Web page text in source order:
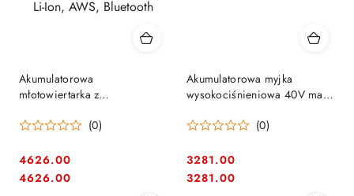
Akumulatorowa
młotowiertarka z
max XGT, Makita
Ion, AWS, Bluetooth
(0)
Cena:
4626.00
Cena:
4626.00
Akumulatorowa myjka
wysokociśnieniowa 40V max
XGT
(0)
Cena:
3281.00
Cena:
3281.00